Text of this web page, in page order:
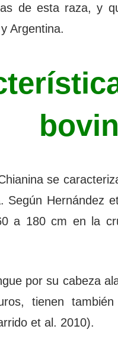
de esta raza, y
Argentina.
se
Según Hernández
a 180 cm en la
por su cabeza
tienen
et al. 2010).